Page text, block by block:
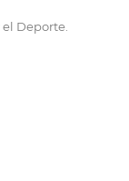
Deporte.